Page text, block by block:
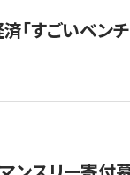
「すごいベン